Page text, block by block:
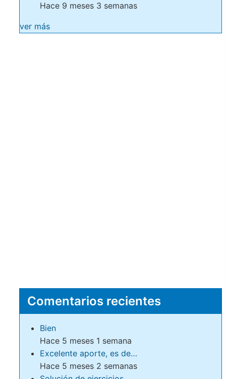
Hace 9 meses 3 semanas
ver más
Comentarios recientes
Bien
Hace 5 meses 1 semana
Excelente aporte, es de…
Hace 5 meses 2 semanas